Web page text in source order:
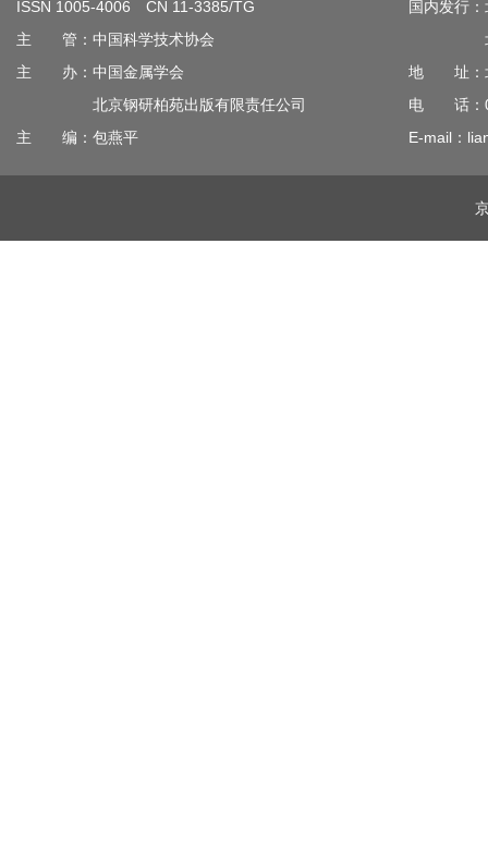
ISSN 1005-4006 CN 11-3385/TG
主 管：中国科学技术协会
主 办：中国金属学会
北京钢研柏苑出版有限责任公司
主 编：包燕平
国内发行
北京钢
地 址：北
电 话：
E-mail：